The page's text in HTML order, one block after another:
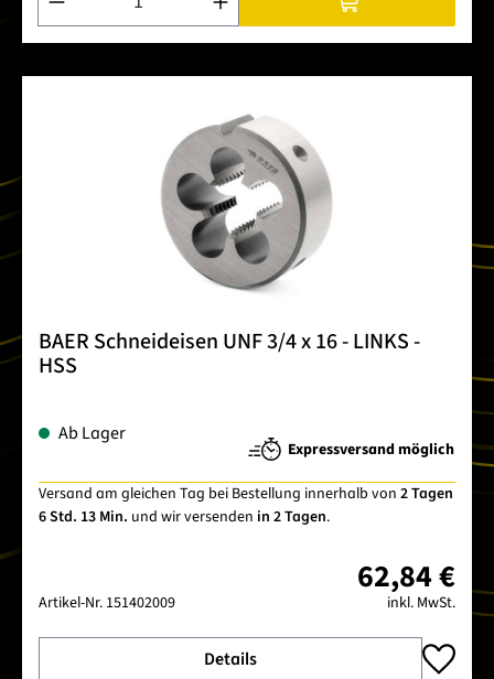
BAER Schneideisen UNF 3/4 x 16 - LINKS -
HSS
Ab Lager
Expressversand möglich
Versand am gleichen Tag bei Bestellung innerhalb von 2 Tagen
6 Std. 13 Min. und wir versenden in 2 Tagen.
Artikel-Nr. 151402009
62,84 €
inkl. MwSt.
Details